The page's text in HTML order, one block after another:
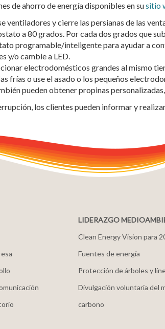
de ahorro de energía disponibles en susitio
ventiladores y cierre las persianas de las
a 80 grados. Por cada dos grados que
programable/inteligente para ayudar a
y/o cambie a LED.
electrodomésticos grandes al mismo
frías o use el asado o los pequeños
pueden obtener propinas
los clientes pueden informar y
LIDERAZGO
Clean Energy Vision para
Fuentes de energía
Protección de árboles y
Divulgación voluntaria del
carbono